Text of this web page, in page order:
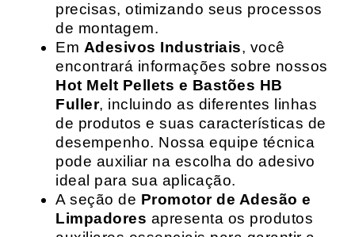
precisas, otimizando seus processos
de montagem.
Em Adesivos Industriais, você
encontrará informações sobre nossos
Hot Melt Pellets e Bastões HB
Fuller, incluindo as diferentes linhas
de produtos e suas características de
desempenho. Nossa equipe técnica
pode auxiliar na escolha do adesivo
ideal para sua aplicação.
A seção de Promotor de Adesão e
Limpadores apresenta os produtos